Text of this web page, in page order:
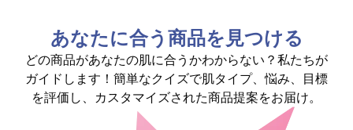
あなたに合う商品を見つける
どの商品があなたの肌に合うかわからない？私たちが
ガイドします！簡単なクイズで肌タイプ、悩み、目標
を評価し、カスタマイズされた商品提案をお届け。